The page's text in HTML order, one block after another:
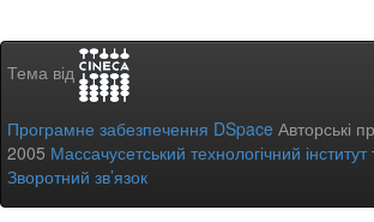
Тема від
Програмне забезпечення DSpace Авторські
2005 Массачусетський технологічний інститут
Зворотний зв’язок